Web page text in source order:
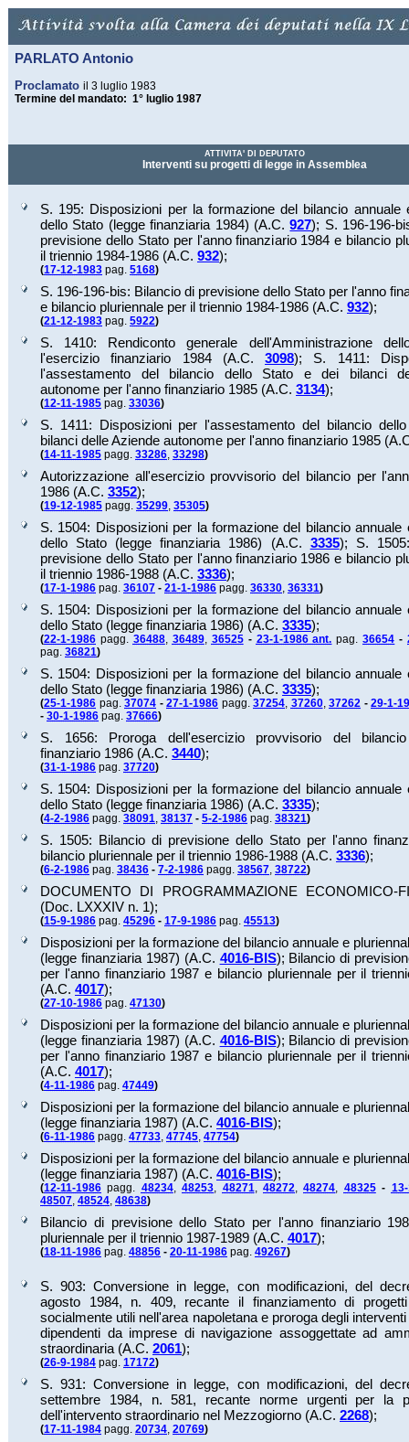
PARLATO Antonio
Proclamato il 3 luglio 1983
Termine del mandato: 1° luglio 1987
ATTIVITA' DI DEPUTATO
Interventi su progetti di legge in Assemblea
S. 195: Disposizioni per la formazione del bilancio annuale
dello Stato (legge finanziaria 1984) (A.C.927); S. 196-196-
previsione dello Stato per l'anno finanziario 1984 e bilancio
il triennio 1984-1986 (A.C. 932);
(17-12-1983 pag. 5168)
S. 196-196-bis: Bilancio di previsione dello Stato per l'anno
e bilancio pluriennale per il triennio 1984-1986 (A.C. 932);
(21-12-1983 pag. 5922)
S. 1410: Rendiconto generale dell'Amministrazione
l'esercizio finanziario 1984 (A.C. 3098);
S. 1411:
l'assestamento del bilancio dello Stato e dei bilanci
autonome per l'anno finanziario 1985 (A.C. 3134);
(12-11-1985 pag. 33036)
S. 1411: Disposizioni per l'assestamento del bilancio
bilanci delle Aziende autonome per l'anno finanziario 1985
(14-11-1985 pagg. 33286 33298)
Autorizzazione all'esercizio provvisorio del bilancio per
1986 (A.C. 3352);
(19-12-1985 pagg. 35299 35305)
S. 1504: Disposizioni per la formazione del bilancio annuale
dello Stato (legge finanziaria 1986) (A.C. 3335);
S.
previsione dello Stato per l'anno finanziario 1986 e bilancio
il triennio 1986-1988 (A.C. 3336);
(17-1-1986 pag. 36107 - 21-1-1986 pagg. 36330 36331)
S. 1504: Disposizioni per la formazione del bilancio annuale
dello Stato (legge finanziaria 1986) (A.C. 3335);
(22-1-1986 pagg. 36488, 36489, 36525- 23-1-1986 ant. pag.36654 -
pag. 36821)
S. 1504: Disposizioni per la formazione del bilancio annuale
dello Stato (legge finanziaria 1986) (A.C. 3335);
(25-1-1986 pag. 37074 - 27-1-1986 pagg. 37254 37260, 37262 - 29-1-
- 30-1-1986 pag. 37666)
S. 1656: Proroga dell'esercizio provvisorio del
finanziario 1986 (A.C. 3440);
(31-1-1986 pag. 37720)
S. 1504: Disposizioni per la formazione del bilancio annuale
dello Stato (legge finanziaria 1986) (A.C. 3335);
(4-2-1986 pagg. 38091 38137 - 5-2-1986 pag. 38321)
S. 1505: Bilancio di previsione dello Stato per l'anno
bilancio pluriennale per il triennio 1986-1988 (A.C. 3336);
(6-2-1986 pag. 38436 - 7-2-1986 pagg. 38567 38722)
DOCUMENTO DI PROGRAMMAZIONE ECONOMICO-
(Doc. LXXXIV n. 1);
(15-9-1986 pag. 45296 - 17-9-1986 pag. 45513)
Disposizioni per la formazione del bilancio annuale e
(legge finanziaria 1987) (A.C. 4016-BIS); Bilancio di
per l'anno finanziario 1987 e bilancio pluriennale per il
(A.C. 4017);
(27-10-1986 pag. 47130)
Disposizioni per la formazione del bilancio annuale e
(legge finanziaria 1987) (A.C. 4016-BIS); Bilancio di
per l'anno finanziario 1987 e bilancio pluriennale per il
(A.C. 4017);
(4-11-1986 pag. 47449)
Disposizioni per la formazione del bilancio annuale e
(legge finanziaria 1987) (A.C. 4016-BIS);
(6-11-1986 pagg. 47733 47745 47754)
Disposizioni per la formazione del bilancio annuale e
(legge finanziaria 1987) (A.C. 4016-BIS);
(12-11-1986 pagg. 48234,48253 48271 ,48272 ,48274 48325-
48507 48524 48638)
Bilancio di previsione dello Stato per l'anno finanziario
pluriennale per il triennio 1987-1989 (A.C. 4017);
(18-11-1986 pag. 48856 - 20-11-1986 pag. 49267)
S. 903: Conversione in legge, con modificazioni, del
agosto 1984, n. 409, recante il finanziamento di
socialmente utili nell'area napoletana e proroga degli
dipendenti da imprese di navigazione assoggettate ad
straordinaria (A.C. 2061);
(26-9-1984 pag. 17172)
S. 931: Conversione in legge, con modificazioni, del
settembre 1984, n. 581, recante norme urgenti per la
dell'intervento straordinario nel Mezzogiorno (A.C. 2268);
(17-11-1984 pagg. 20734 20769)